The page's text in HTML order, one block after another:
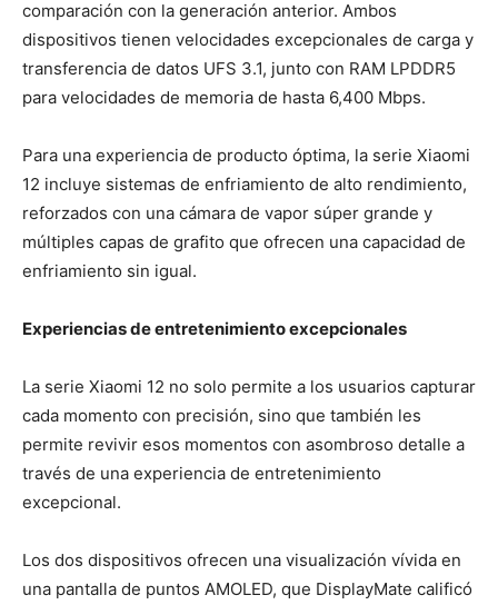
comparación con la generación anterior. Ambos
dispositivos tienen velocidades excepcionales de carga y
transferencia de datos UFS 3.1, junto con RAM LPDDR5
para velocidades de memoria de hasta 6,400 Mbps.
Para una experiencia de producto óptima, la serie Xiaomi
12 incluye sistemas de enfriamiento de alto rendimiento,
reforzados con una cámara de vapor súper grande y
múltiples capas de grafito que ofrecen una capacidad de
enfriamiento sin igual.
Experiencias de entretenimiento excepcionales
La serie Xiaomi 12 no solo permite a los usuarios capturar
cada momento con precisión, sino que también les
permite revivir esos momentos con asombroso detalle a
través de una experiencia de entretenimiento
excepcional.
Los dos dispositivos ofrecen una visualización vívida en
una pantalla de puntos AMOLED, que DisplayMate calificó